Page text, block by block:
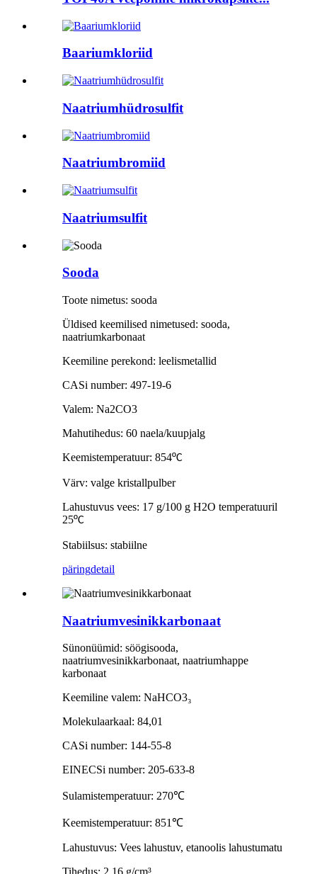
Baariumkloriid
Naatriumhüdrosulfit
Naatriumbromiid
Naatriumsulfit
Sooda
Toote nimetus: sooda
Üldised keemilised nimetused: sooda,
naatriumkarbonaat
Keemiline perekond: leelismetallid
CASi number: 497-19-6
Valem: Na2CO3
Mahutihedus: 60 naela/kuupjalg
Keemistemperatuur: 854ºC
Värv: valge kristallpulber
Lahustuvus vees: 17 g/100 g H2O temperatuuril
25ºC
Stabiilsus: stabiilne
päringdetail
Naatriumvesinikkarbonaat
Sünonüümid: söögisooda,
naatriumvesinikkarbonaat, naatriumhappe
karbonaat
Keemiline valem: NaHCO3₃
Molekulaarkaal: 84,01
CASi number: 144-55-8
EINECSi number: 205-633-8
Sulamistemperatuur: 270℃
Keemistemperatuur: 851 ℃
Lahustuvus: Vees lahustuv, etanoolis lahustumatu